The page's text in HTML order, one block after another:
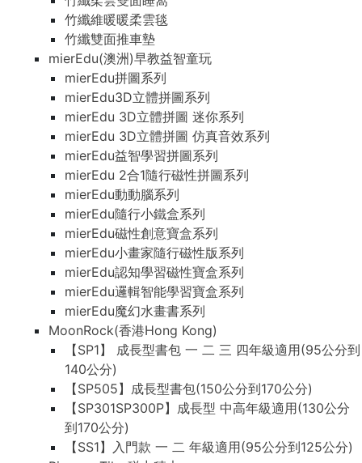
竹纖維暖暖柔雲毯
竹纖雙面推車墊
mierEdu(澳洲)早教益智童玩
mierEdu拼圖系列
mierEdu3D立體拼圖系列
mierEdu 3D立體拼圖 迷你系列
mierEdu 3D立體拼圖 仿真音效系列
mierEdu益智學習拼圖系列
mierEdu 2合1隨行磁性拼圖系列
mierEdu動動腦系列
mierEdu隨行小鐵盒系列
mierEdu磁性創意寶盒系列
mierEdu小畫家隨行磁性版系列
mierEdu認知學習磁性寶盒系列
mierEdu邏輯智能學習寶盒系列
mierEdu魔幻水畫書系列
MoonRock(香港Hong Kong)
【SP1】 成長型書包 一 二 三 四年級適用(95公分到
140公分)
【SP505】成長型書包(150公分到170公分)
【SP301SP300P】成長型 中高年級適用(130公分
到170公分)
【SS1】入門款 一 二 年級適用(95公分到125公分)